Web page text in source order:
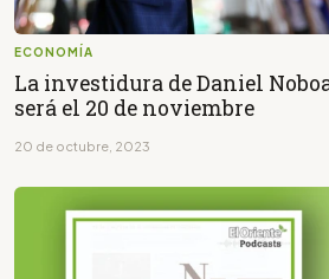
ECONOMÍA
La investidura de Daniel
será el 20 de noviembre
20 de octubre, 2023